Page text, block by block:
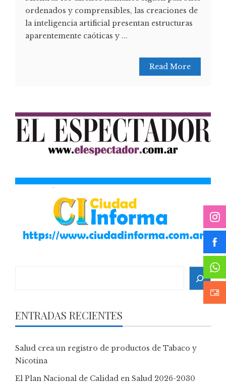
ordenados y comprensibles, las creaciones de
la inteligencia artificial presentan estructuras
aparentemente caóticas y ...
Read More
ENTRADAS RECIENTES
Salud crea un registro de productos de Tabaco y
Nicotina
El Plan Nacional de Calidad en Salud 2026-2030